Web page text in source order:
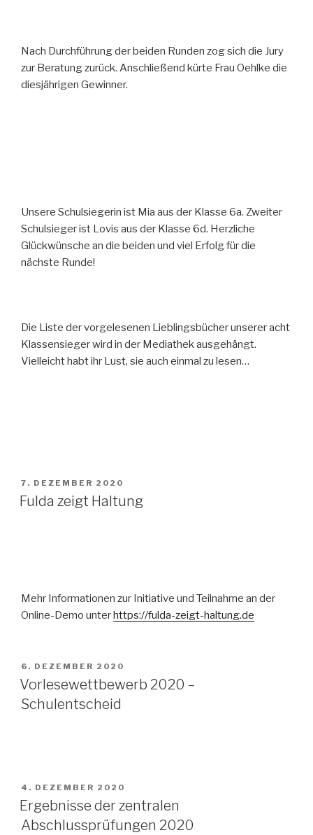
Nach Durchführung der beiden Runden zog sich die Jury
zur Beratung zurück. Anschließend kürte Frau Oehlke die
diesjährigen Gewinner.
Unsere Schulsiegerin ist Mia aus der Klasse 6a. Zweiter
Schulsieger ist Lovis aus der Klasse 6d. Herzliche
Glückwünsche an die beiden und viel Erfolg für die
nächste Runde!
Die Liste der vorgelesenen Lieblingsbücher unserer acht
Klassensieger wird in der Mediathek ausgehängt.
Vielleicht habt ihr Lust, sie auch einmal zu lesen…
VERÖFFENTLICHT
AM
7. DEZEMBER 2020
Fulda zeigt Haltung
Mehr Informationen zur Initiative und Teilnahme an der
Online-Demo unterhttps://fulda-zeigt-haltung.de
VERÖFFENTLICHT
AM
6. DEZEMBER 2020
Vorlesewettbewerb 2020 –
Schulentscheid
VERÖFFENTLICHT
AM
4. DEZEMBER 2020
Ergebnisse der zentralen
Abschlussprüfungen 2020